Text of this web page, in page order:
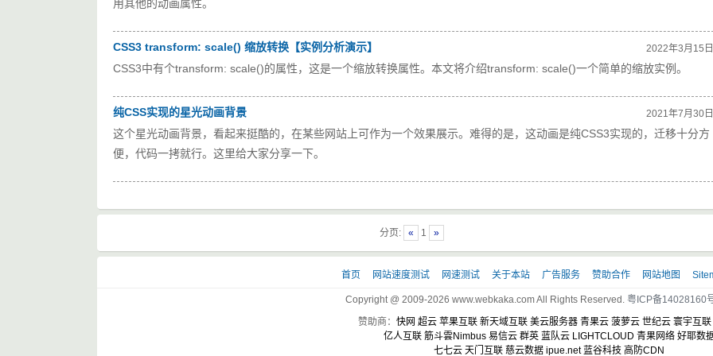
用其他的动画属性。
2022年3月15日
CSS3 transform: scale() 缩放转换【实例分析演示】
CSS3中有个transform: scale()的属性，这是一个缩放转换属性。本文将介绍transform: scale()一个简单的缩放实例。
2021年7月30日
纯CSS实现的星光动画背景
这个星光动画背景，看起来挺酷的，在某些网站上可作为一个效果展示。难得的是，这动画是纯CSS3实现的，迁移十分方
便，代码一拷就行。这里给大家分享一下。
分页: « 1 »
首页 网站速度测试 网速测试 关于本站 广告服务 赞助合作 网站地图
Copyright @ 2009-2026 www.webkaka.com All Rights Reserved. 粤ICP备14028160
赞助商： 快网 超云 苹果互联 新天域互联 美云服务器 青果云 菠萝云 世纪云 寰宇互联
亿人互联 筋斗雲Nimbus 易信云 群英 蓝队云 LIGHTCLOUD 青果网络 好耶数
七七云 天门互联 慈云数据 ipue.net 蓝谷科技 高防CDN